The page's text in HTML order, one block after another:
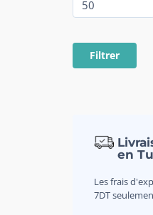
Filtrer
en
Les frais
7DT